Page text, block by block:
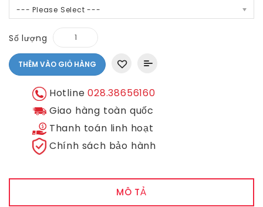
--- Please Select ---
Số lượng
THÊM VÀO GIỎ HÀNG
Hotline028.38656160
Giao hàng toàn quốc
Thanh toán linh hoạt
Chính sách bảo hành
MÔ TẢ